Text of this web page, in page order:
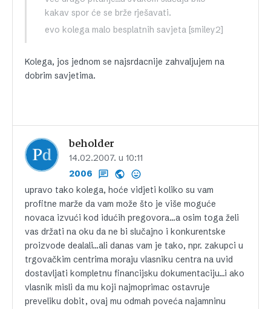
kakav spor će se brže rješavati.
evo kolega malo besplatnih savjeta [smiley2]
Kolega, jos jednom se najsrdacnije zahvaljujem na
dobrim savjetima.
beholder
14.02.2007. u 10:11
2006
upravo tako kolega, hoće vidjeti koliko su vam
profitne marže da vam može što je više moguće
novaca izvući kod idućih pregovora…a osim toga želi
vas držati na oku da ne bi slučajno i konkurentske
proizvode dealali…ali danas vam je tako, npr. zakupci u
trgovačkim centrima moraju vlasniku centra na uvid
dostavljati kompletnu financijsku dokumentaciju…i ako
vlasnik misli da mu koji najmoprimac ostavruje
preveliku dobit, ovaj mu odmah poveća najamninu